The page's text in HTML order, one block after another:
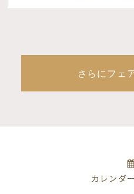
さらにフェ
カレンダ